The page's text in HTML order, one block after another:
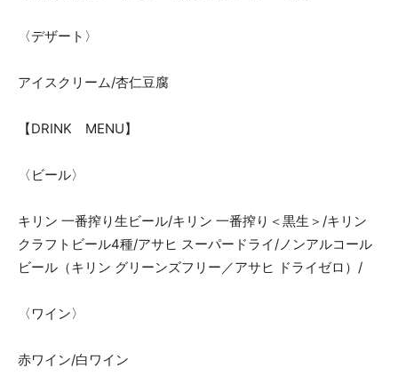
〈デザート〉
アイスクリーム/杏仁豆腐
【DRINK MENU】
〈ビール〉
キリン 一番搾り生ビール/キリン 一番搾り＜黒生＞/キリン
クラフトビール4種/アサヒ スーパードライ/ノンアルコール
ビール（キリン グリーンズフリー／アサヒ ドライゼロ）/
〈ワイン〉
赤ワイン/白ワイン